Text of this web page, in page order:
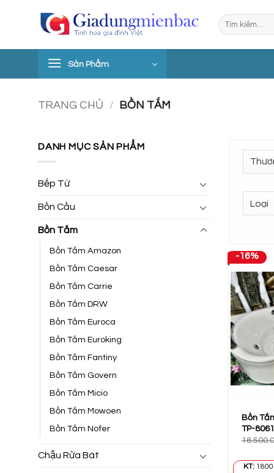
Tìm
kiếm:
Sản Phẩm
TRANG CHỦ / BỒN TẮM
DANH MỤC SẢN PHẨM
Bếp Từ
Bồn Cầu
Bồn Tắm
Bồn Tắm Amazon
Bồn Tắm Caesar
Bồn Tắm Carrie
Bồn Tắm DRW
Bồn Tắm Euroca
Bồn Tắm Euroking
Bồn Tắm Fantiny
Bồn Tắm Govern
Bồn Tắm Micio
Bồn Tắm Mowoen
Bồn Tắm Nofer
Chậu Rửa Bát
-16%
Bồn
TP-8061
KT:1800